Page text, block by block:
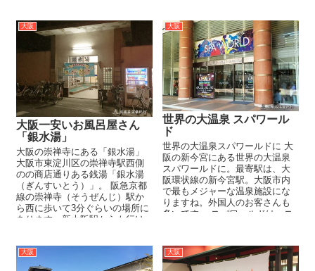
大阪
大阪一安いお風呂屋さん
「銀水湯」
大阪の崇禅寺にある「銀水湯」
大阪市東淀川区の崇禅寺駅西側
のの商店通りある銭湯「銀水湯
（ぎんすいとう）」。 阪急京都
線の崇禅寺（そうぜんじ）駅か
ら西に歩いて3分ぐらいの場所に
あります。新大阪駅からも行け
大阪
世界の大温泉 スパワール
ド
世界の大温泉スパワールドに 大
阪の新今宮にある世界の大温泉
スパワールドに。最寄駅は、大
阪環状線の新今宮駅。大阪市内
で最もメジャーな温泉施設にな
りますね。外国人のお客さんも
多いです。 スパワールドは、ス
大阪 大阪